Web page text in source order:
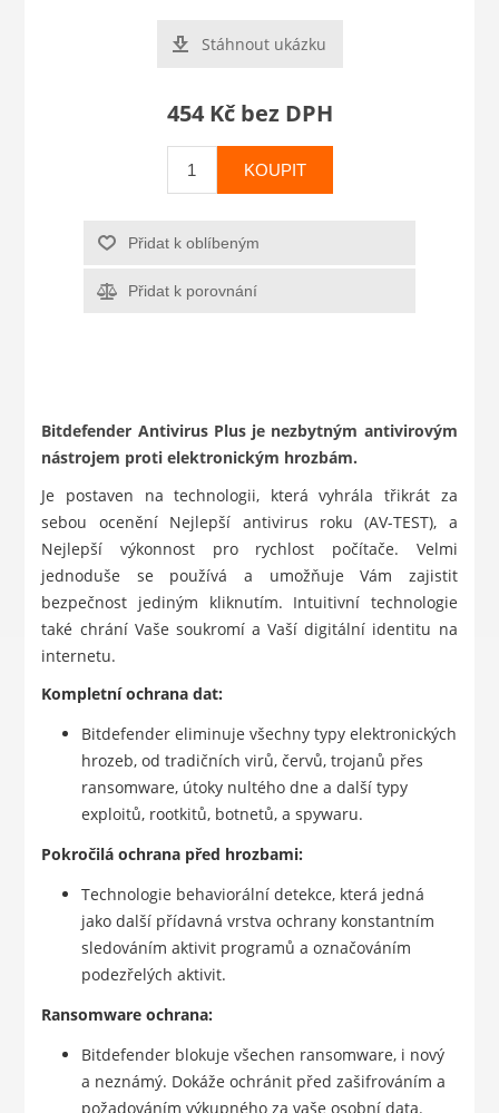
Stáhnout ukázku
454 Kč bez DPH
KOUPIT
Přidat k oblíbeným
Přidat k porovnání
Bitdefender Antivirus Plus je nezbytným antivirovým
nástrojem proti elektronickým hrozbám.
Je postaven na technologii, která vyhrála třikrát za
sebou ocenění Nejlepší antivirus roku (AV-TEST), a
Nejlepší výkonnost pro rychlost počítače. Velmi
jednoduše se používá a umožňuje Vám zajistit
bezpečnost jediným kliknutím. Intuitivní technologie
také chrání Vaše soukromí a Vaší digitální identitu na
internetu.
Kompletní ochrana dat:
Bitdefender eliminuje všechny typy elektronických
hrozeb, od tradičních virů, červů, trojanů přes
ransomware, útoky nultého dne a další typy
exploitů, rootkitů, botnetů, a spywaru.
Pokročilá ochrana před hrozbami:
Technologie behaviorální detekce, která jedná
jako další přídavná vrstva ochrany konstantním
sledováním aktivit programů a označováním
podezřelých aktivit.
Ransomware ochrana:
Bitdefender blokuje všechen ransomware, i nový
a neznámý. Dokáže ochránit před zašifrováním a
požadováním výkupného za vaše osobní data.